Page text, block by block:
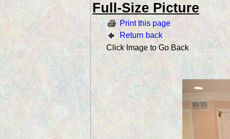
Full-Size Picture
Print this page
Return back
Click Image to Go Back